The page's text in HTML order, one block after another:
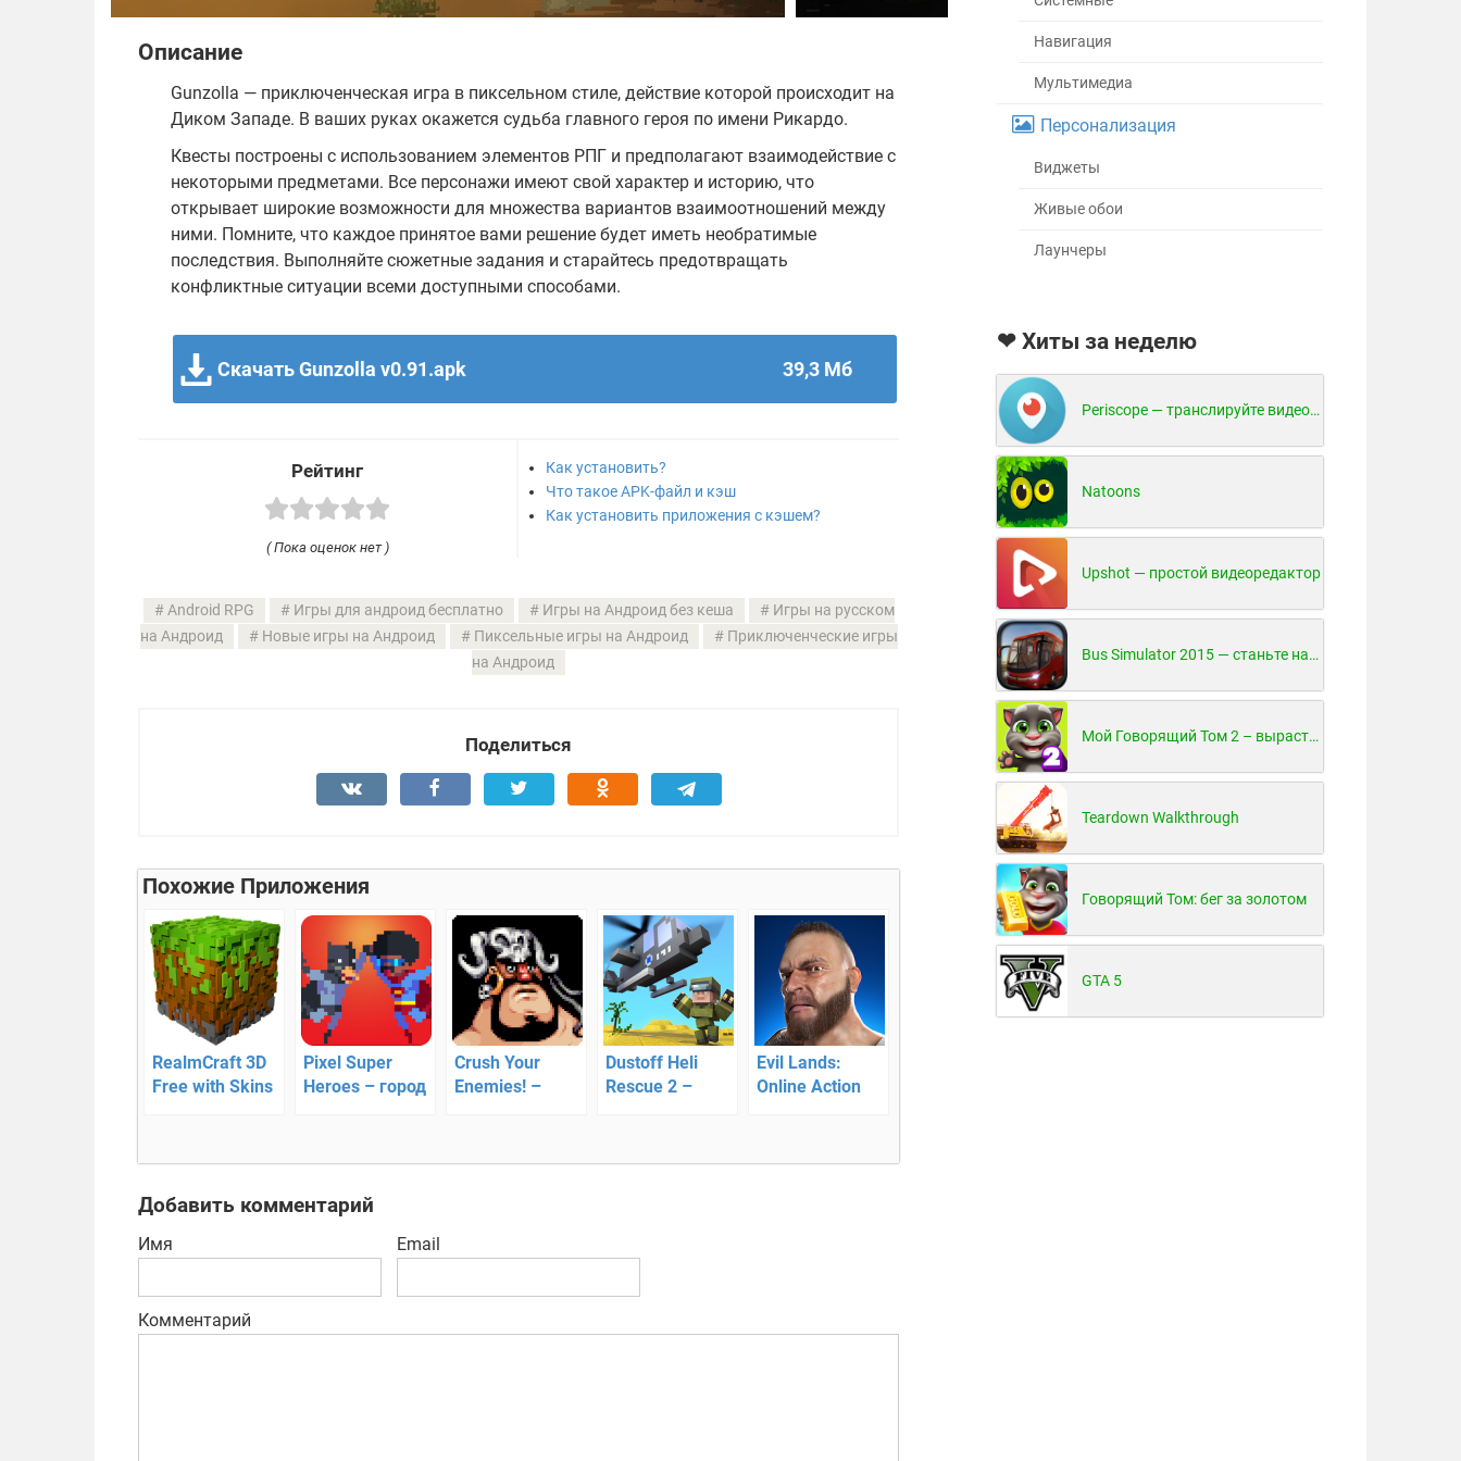
Описание
Gunzolla — приключенческая игра в пиксельном стиле, действие которой происходит на
Диком Западе. В ваших руках окажется судьба главного героя по имени Рикардо.
Квесты построены с использованием элементов РПГ и предполагают взаимодействие с
некоторыми предметами. Все персонажи имеют свой характер и историю, что
открывает широкие возможности для множества вариантов взаимоотношений между
ними. Помните, что каждое принятое вами решение будет иметь необратимые
последствия. Выполняйте сюжетные задания и старайтесь предотвращать
конфликтные ситуации всеми доступными способами.
Скачать Gunzolla v0.91.apk 39,3 Мб
Рейтинг
( Пока оценок нет )
Как установить?
Что такое APK-файл и кэш
Как установить приложения с кэшем?
Android RPG Игры для андроид бесплатно Игры на Андроид без кеша
Игры на русском
на Андроид
Новые игры на Андроид Пиксельные игры на Андроид
Приключенческие игры
на Андроид
Поделиться
Похожие Приложения
RealmCraft 3D
Free with Skins
Pixel Super
Heroes – город
Crush Your
Enemies! –
Dustoff Heli
Rescue 2 –
Evil Lands:
Online Action
Добавить комментарий
Имя Email
Комментарий
Навигация
Мультимедиа
Персонализация
Виджеты
Живые обои
Лаунчеры
❤ Хиты за неделю
Periscope — транслируйте видео в реальном времени!
Natoons
Upshot — простой видеоредактор
Bus Simulator 2015 — станьте настоящим водителем автобуса!
Мой Говорящий Том 2 – вырасти и воспитай своего котенка
Teardown Walkthrough
Говорящий Том: бег за золотом
GTA 5